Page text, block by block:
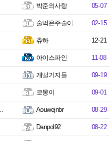
박준의사랑 05-07
술먹은주술이 02-15
츄하 12-21
아이스파인 11-08
개떨거지들 09-19
코몽이 09-01
Aouwejnbr 08-29
Danpol92 08-22